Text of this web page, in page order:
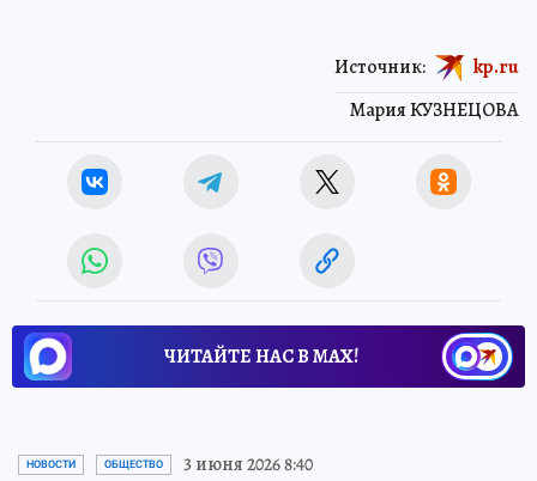
Мария КУЗНЕЦОВА
Источник: kp.ru
ЧИТАЙТЕ НАС В МАХ!
НОВОСТИ ОБЩЕСТВО 3 июня 2026 8:40